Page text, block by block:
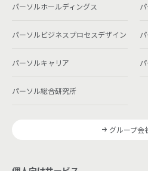
パーソルホールディングス
パーソルビジネスプロセスデザイン
パーソルキャリア
パーソル総合研究所
グループ会